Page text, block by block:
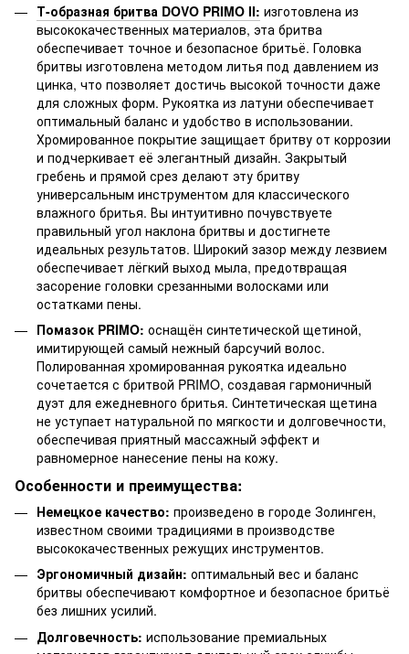
Т-образная бритва DOVO PRIMO II: изготовлена из
высококачественных материалов, эта бритва
обеспечивает точное и безопасное бритьё. Головка
бритвы изготовлена методом литья под давлением из
цинка, что позволяет достичь высокой точности даже
для сложных форм. Рукоятка из латуни обеспечивает
оптимальный баланс и удобство в использовании.
Хромированное покрытие защищает бритву от коррозии
и подчеркивает её элегантный дизайн. Закрытый
гребень и прямой срез делают эту бритву
универсальным инструментом для классического
влажного бритья. Вы интуитивно почувствуете
правильный угол наклона бритвы и достигнете
идеальных результатов. Широкий зазор между лезвием
обеспечивает лёгкий выход мыла, предотвращая
засорение головки срезанными волосками или
остатками пены.
Помазок PRIMO: оснащён синтетической щетиной,
имитирующей самый нежный барсучий волос.
Полированная хромированная рукоятка идеально
сочетается с бритвой PRIMO, создавая гармоничный
дуэт для ежедневного бритья. Синтетическая щетина
не уступает натуральной по мягкости и долговечности,
обеспечивая приятный массажный эффект и
равномерное нанесение пены на кожу.
Особенности и преимущества:
Немецкое качество: произведено в городе Золинген,
известном своими традициями в производстве
высококачественных режущих инструментов.
Эргономичный дизайн: оптимальный вес и баланс
бритвы обеспечивают комфортное и безопасное бритьё
без лишних усилий.
Долговечность: использование премиальных